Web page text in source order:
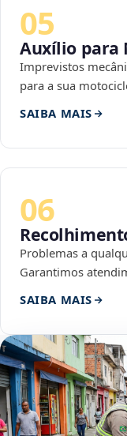
05
Auxílio para
Imprevistos
para a sua
SAIBA MAIS
06
Problemas a
Garantimos
SAIBA MAIS